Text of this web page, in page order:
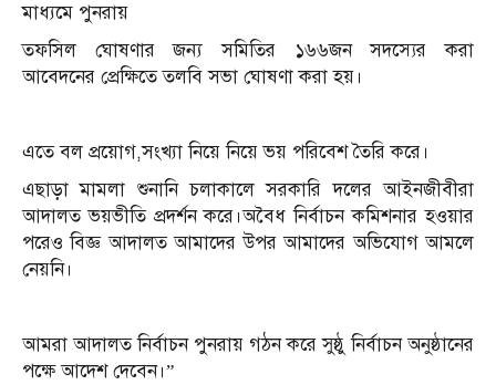
মাধ্যমে পুনরায়
তফসিল ঘোষণার জন্য সমিতির ১৬৬জন সদস্যের করা
আবেদনের প্রেক্ষিতে তলবি সভা ঘোষণা করা হয়।
এতে বল প্রয়োগ,সংখ্যা নিয়ে নিয়ে ভয় পরিবেশ তৈরি করে।
এছাড়া মামলা শুনানি চলাকালে সরকারি দলের আইনজীবীরা
আদালত ভয়ভীতি প্রদর্শন করে।অবৈধ নির্বাচন কমিশনার হওয়ার
পরেও বিজ্ঞ আদালত আমাদের উপর আমাদের অভিযোগ আমলে
নেয়নি।
আমরা আদালত নির্বাচন পুনরায় গঠন করে সুষ্ঠু নির্বাচন অনুষ্ঠানের
পক্ষে আদেশ দেবেন।”